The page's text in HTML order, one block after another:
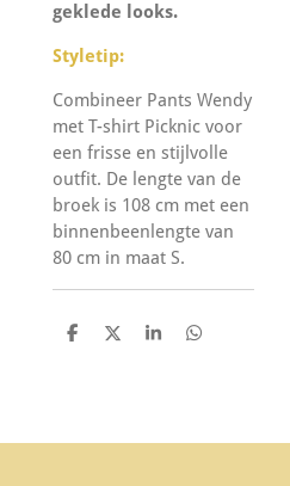
geklede looks.
Styletip:
Combineer Pants Wendy
met T-shirt Picknic voor
een frisse en stijlvolle
outfit. De lengte van de
broek is 108 cm met een
binnenbeenlengte van
80 cm in maat S.
D
D
S
D